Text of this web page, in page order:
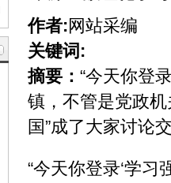
作者:网站采编
关键词:
摘要： “今天你登
镇，不管是党政
国”成了大家讨论
“今天你登录‘学习